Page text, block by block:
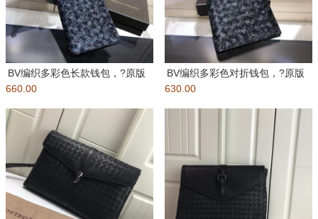
BV编织多彩色长款钱包，?原版
打蜡小牛皮上装饰绢网印花，微
660.00
BV编织多彩色对折钱包，?原版
打蜡小牛皮上装饰绢网印花，微
630.00